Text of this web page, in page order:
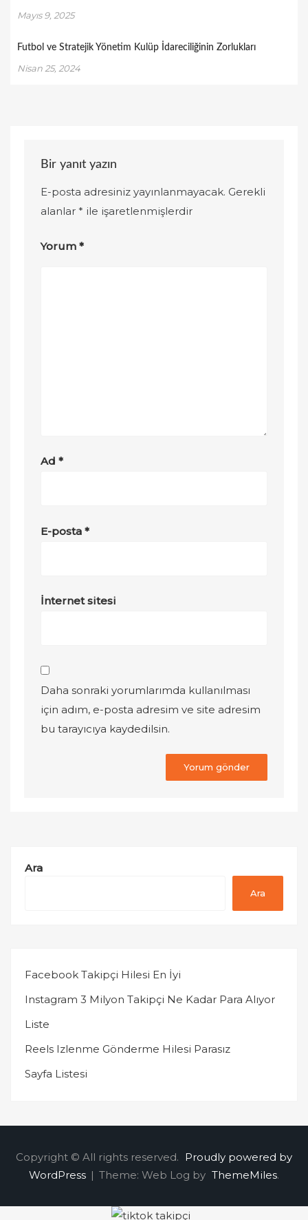
Mayıs 9, 2025
Futbol ve Stratejik Yönetim Kulüp İdareciliğinin Zorlukları
Nisan 25, 2024
Bir yanıt yazın
E-posta adresiniz yayınlanmayacak. Gerekli
alanlar* ile işaretlenmişlerdir
Yorum*
Ad*
E-posta*
İnternet sitesi
Daha sonraki yorumlarımda kullanılması
için adım, e-posta adresim ve site adresim
bu tarayıcıya kaydedilsin.
Ara
Ara
Facebook Takipçi Hilesi En İyi
Instagram 3 Milyon Takipçi Ne Kadar Para Alıyor
Liste
Reels Izlenme Gönderme Hilesi Parasız
Sayfa Listesi
Copyright © All rights reserved. Proudly powered by
WordPress | Theme: Web Log by ThemeMiles.